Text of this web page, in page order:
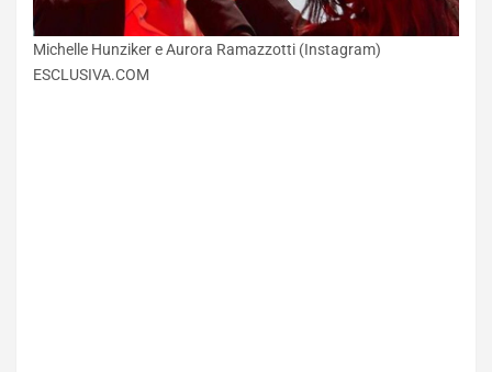
Michelle Hunziker e Aurora Ramazzotti (Instagram)
ESCLUSIVA.COM